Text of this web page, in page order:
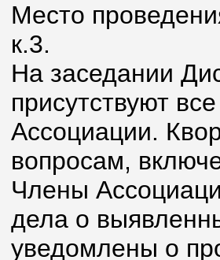
Место
к.3.
На заседании
присутствуют
Ассоциации.
вопросам,
Члены
дела о
уведомлены о